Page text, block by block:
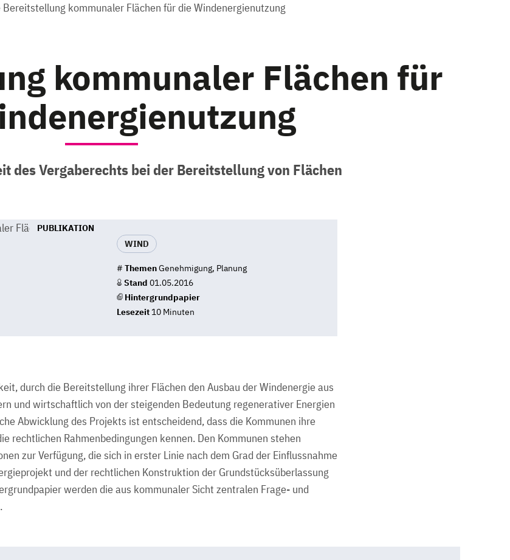
Bereitstellung kommunaler Flächen für die Windenergienutzung
kommunaler Flächen für
des Vergaberechts bei der Bereitstellung von Flächen
PUBLIKATION
WIND
# ThemenGenehmigung, Planung
Stand 01.05.2016
Hintergrundpapier
Lesezeit 10 Minuten
durch die Bereitstellung ihrer Flächen den Ausbau der Windenergie aus
und wirtschaftlich von der steigenden Bedeutung regenerativer Energien
Abwicklung des Projekts ist entscheidend, dass die Kommunen ihre
rechtlichen Rahmenbedingungen kennen. Den Kommunen stehen
zur Verfügung, die sich in erster Linie nach dem Grad der Einflussnahme
und der rechtlichen Konstruktion der Grundstücksüberlassung
werden die aus kommunaler Sicht zentralen Frage- und